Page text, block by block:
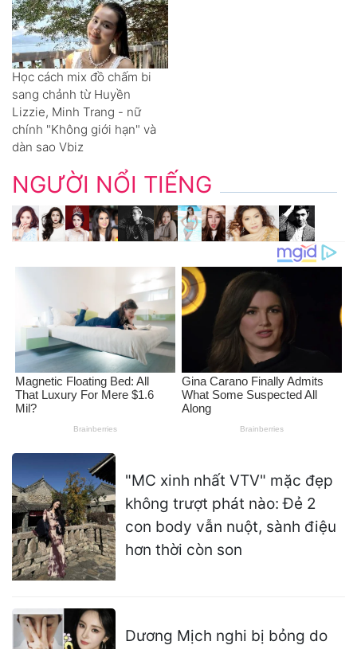
Học cách mix đồ chấm bi
sang chảnh từ Huyền
Lizzie, Minh Trang - nữ
chính "Không giới hạn" và
dàn sao Vbiz
NGƯỜI NỔI TIẾNG
"MC xinh nhất VTV" mặc đẹp
không trượt phát nào: Đẻ 2
con body vẫn nuột, sành điệu
hơn thời còn son
Dương Mịch nghi bị bỏng do